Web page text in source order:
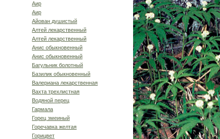
Аир
Аир
Айован душистый
Алтей лекарственный
Алтей лекарственный
Анис обыкновенный
Анис обыкновенный
Багульник болотный
Базилик обыкновенный
Валериана лекарственная
Вахта трехлистная
Водяной перец
Гармала
Горец змеиный
Горечавка желтая
Горицвет